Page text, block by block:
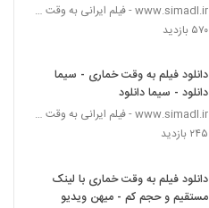
www.simadl.ir - فیلم ایرانی به وقت خماری
۵۷۰ بازدید
دانلود فیلم به وقت خماری - سیما
دانلود - سیما دانلود
www.simadl.ir - فیلم ایرانی به وقت خماری
۲۴۵ بازدید
دانلود فیلم به وقت خماری با لینک
مستقیم و حجم کم - میهن ویدیو